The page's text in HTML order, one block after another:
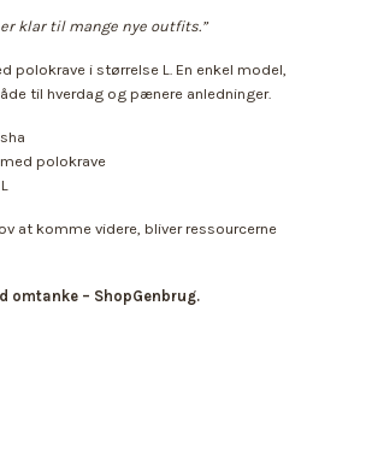
klar til mange nye outfits.”
polokrave i størrelse L. En enkel model,
til hverdag og pænere anledninger.
med polokrave
at komme videre, bliver ressourcerne
omtanke – ShopGenbrug.